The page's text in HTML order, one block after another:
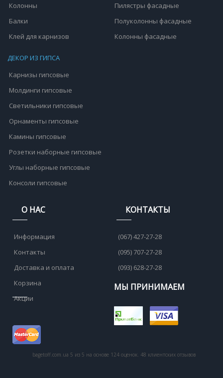
Колонны
Балки
Клей для карнизов
Пилястры фасадные
Полуколонны фасадные
Колонны фасадные
ДЕКОР ИЗ ГИПСА
Карнизы гипсовые
Молдинги гипсовые
Светильники гипсовые
Орнаменты гипсовые
Камины гипсовые
Розетки наборные гипсовые
Углы наборные гипсовые
Консоли гипсовые
О НАС
Информация
Контакты
Доставка и оплата
Корзина
Акции
КОНТАКТЫ
(067) 427-27-28
(095) 707-27-28
(093) 628-27-28
МЫ ПРИНИМАЕМ
bagetoff.com.ua 5 из 5 на основе 124 оценок. 48 клиентских отзывов